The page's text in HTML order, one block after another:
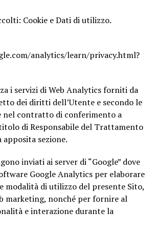
Cookie e Dati di utilizzo.
analytics/learn/privacy.html?
i servizi di Web Analytics forniti da
dei diritti dell’Utente e secondo le
nel contratto di conferimento a
di Responsabile del Trattamento
sezione.
inviati ai server di “Google” dove
Google Analytics per elaborare
modalità di utilizzo del presente Sito,
marketing, nonché per fornire al
e interazione durante la